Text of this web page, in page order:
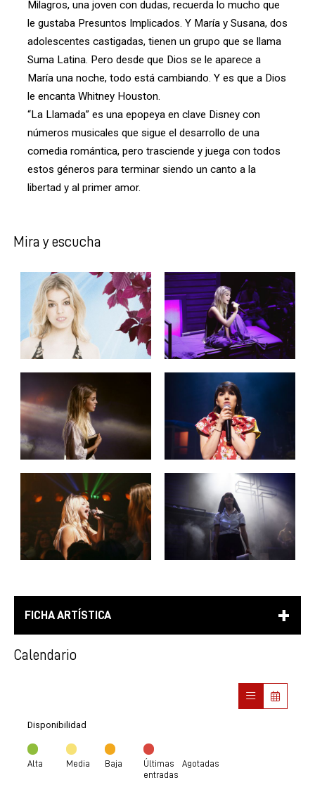
Milagros, una joven con dudas, recuerda lo mucho que
le gustaba Presuntos Implicados. Y María y Susana, dos
adolescentes castigadas, tienen un grupo que se llama
Suma Latina. Pero desde que Dios se le aparece a
María una noche, todo está cambiando. Y es que a Dios
le encanta Whitney Houston.
“La Llamada” es una epopeya en clave Disney con
números musicales que sigue el desarrollo de una
comedia romántica, pero trasciende y juega con todos
estos géneros para terminar siendo un canto a la
libertad y al primer amor.
Mira y escucha
FICHA ARTÍSTICA
Calendario
Disponibilidad
Alta Media Baja
Últimas
entradas
Agotadas